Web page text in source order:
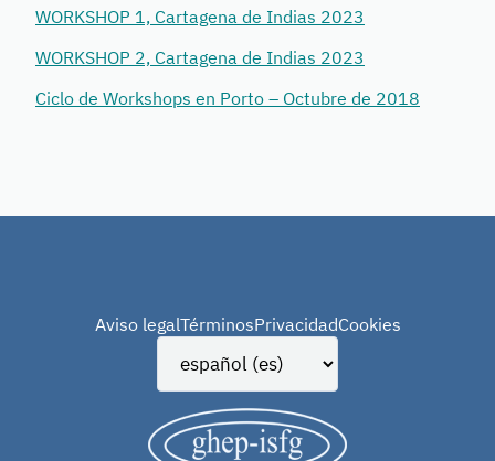
WORKSHOP 1, Cartagena de Indias 2023
WORKSHOP 2, Cartagena de Indias 2023
Ciclo de Workshops en Porto – Octubre de 2018
Aviso legalTérminosPrivacidadCookies